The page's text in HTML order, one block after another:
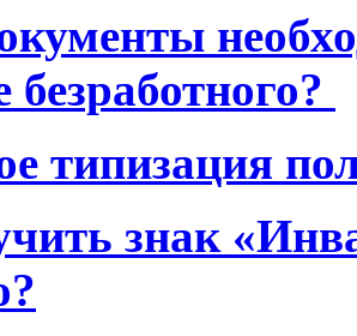
безработного?
типизация
знак